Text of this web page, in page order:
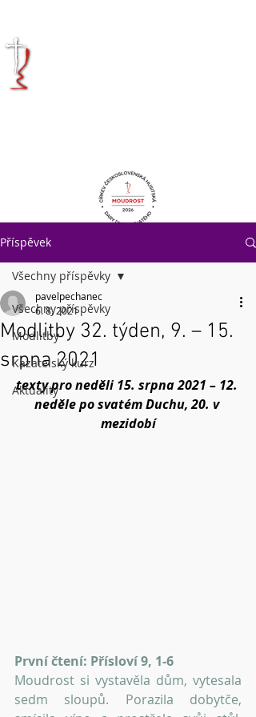
Příspěvek
Všechny příspěvky
Modlitby
Kazatelský kurz
Aktuality
Všechny příspěvky
Modlitby 32. týden, 9. – 15.
srpna 2021
pavelpechanec
6. 8. 2021
texty pro neděli 15. srpna 2021 – 12.
neděle po svatém Duchu, 20. v
mezidobí
První čtení: Přísloví 9, 1-6
Moudrost si vystavěla dům, vytesala
sedm sloupů. Porazila dobytče,